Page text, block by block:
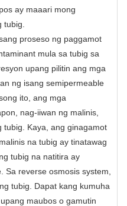
ay maaari mong
proseso ng paggamot
mula sa tubig sa
upang pilitin ang mga
ng isang semipermeable
ito, ang mga
nag-iiwan ng malinis,
tubig. Kaya, ang ginagamot
na tubig ay tinatawag
tubig na natitira ay
reverse osmosis system,
tubig. Dapat kang kumuha
maubos o gamutin